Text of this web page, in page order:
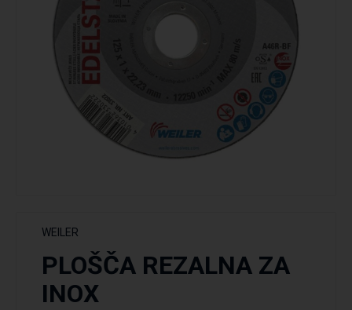
WEILER
PLOŠČA REZALNA ZA
INOX